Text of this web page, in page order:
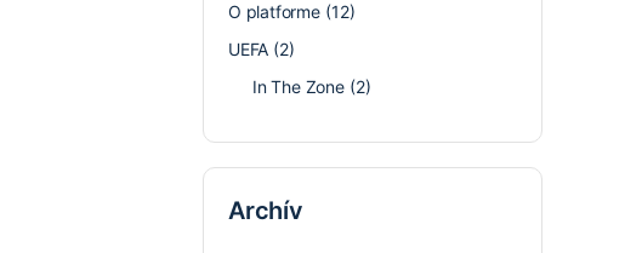
O platforme(12)
UEFA (2)
In The Zone(2)
Archív